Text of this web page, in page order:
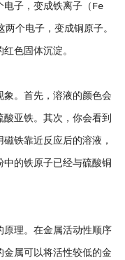
子，变成铁离子（Fe
个电子，变成铜原子。
色固体沉淀。
。首先，溶液的颜色会
亚铁。其次，你会看到
铁靠近反应后的溶液，
的铁原子已经与硫酸铜
理。在金属活动性顺序
属可以将活性较低的金